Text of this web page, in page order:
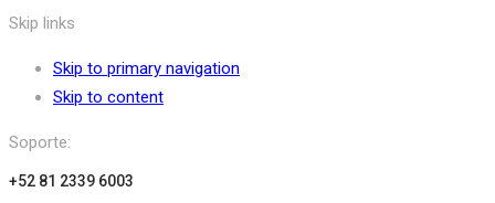
Skip links
Skip to primary navigation
Skip to content
Soporte:
+52 81 2339 6003